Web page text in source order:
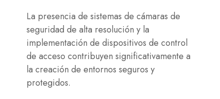
La presencia de sistemas de cámaras de
seguridad de alta resolución y la
implementación de dispositivos de control
de acceso contribuyen significativamente a
la creación de entornos seguros y
protegidos.